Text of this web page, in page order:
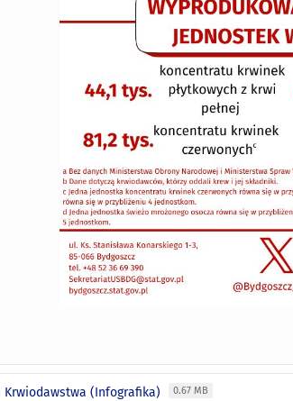
Krwiodawstwa (Infografika) 0.67 MB